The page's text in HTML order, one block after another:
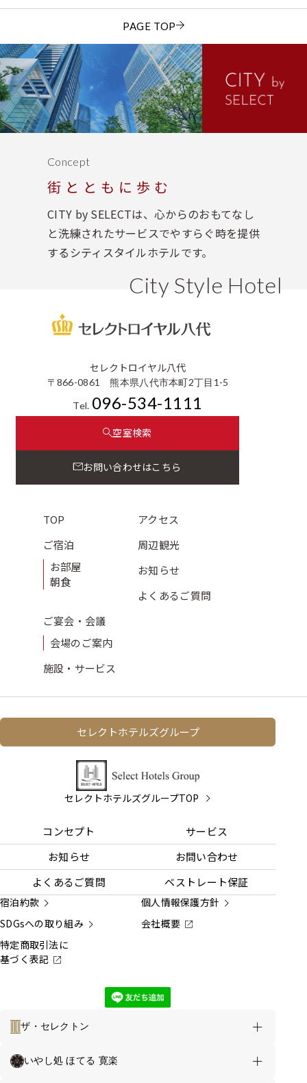
PAGE TOP
Concept
街とともに歩む
CITY by SELECTは、心からのおもてなし
と洗練されたサービスでやすらぐ時を提供
するシティスタイルホテルです。
City Style Hotel
セレクトロイヤル八代
〒866-0861 熊本県八代市本町2丁目1-5
Tel. 096-534-1111
空室検索
お問い合わせはこちら
TOP
ご宿泊
お部屋
朝食
ご宴会・会議
会場のご案内
施設・サービス
アクセス
周辺観光
お知らせ
よくある ご質問
セレクトロイヤル八代 TOP
セレクトホテルズグループ
セレクトホテルズグループTOP
コンセプト
サービス
お知らせ
お問い合わせ
よくあるご質問
ベストレート保証
宿泊約款
個人情報保護方針
SDGsへの取り組み
会社概要
特定商取引法に
基づく表記
ザ・セレクトン
いやし処 ほてる 寛楽